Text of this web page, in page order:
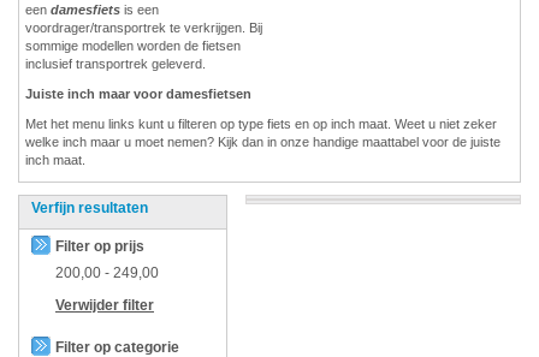
een damesfiets is een
voordrager/transportrek te verkrijgen. Bij
sommige modellen worden de fietsen
inclusief transportrek geleverd.
Juiste inch maar voor damesfietsen
Met het menu links kunt u filteren op type fiets en op inch maat. Weet u niet zeker
welke inch maar u moet nemen? Kijk dan in onze handige maattabel voor de juiste
inch maat.
Verfijn resultaten
Filter op prijs
200,00 - 249,00
Verwijder filter
Filter op categorie